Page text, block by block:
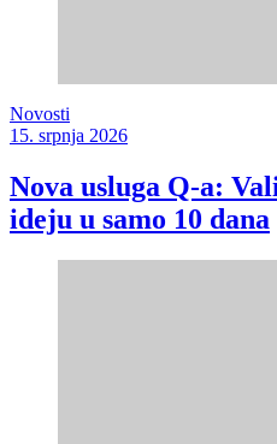
Novosti
15. srpnja 2026
Nova usluga Q-a:
ideju u samo 10 dana